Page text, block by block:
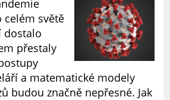
celém světě
dostalo
přestaly
a matematické modely
budou značně nepřesné. Jak